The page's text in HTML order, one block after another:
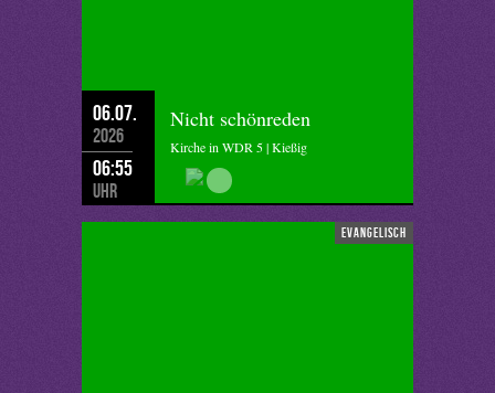
06.07.
2026
06:55
Uhr
Nicht schönreden
Kirche in WDR 5 | Kießig
evangelisch